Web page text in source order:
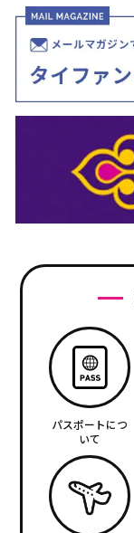
パスポートにつ
いて